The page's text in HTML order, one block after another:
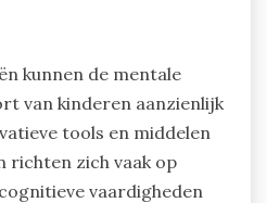
kunnen de mentale
van kinderen aanzienlijk
tools en middelen
richten zich vaak op
vaardigheden